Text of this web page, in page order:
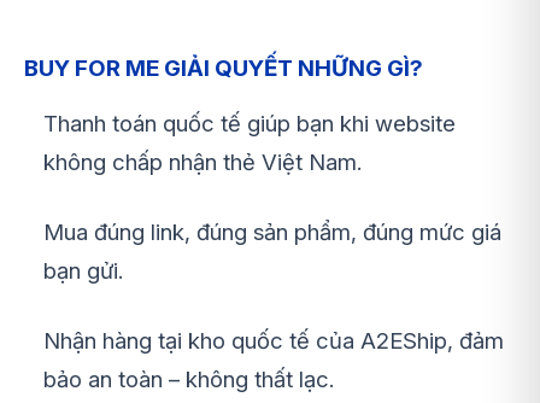
BUY FOR ME GIẢI QUYẾT NHỮNG GÌ?
Thanh toán quốc tế giúp bạn khi website
không chấp nhận thẻ Việt Nam.
Mua đúng link, đúng sản phẩm, đúng mức giá
bạn gửi.
Nhận hàng tại kho quốc tế của A2EShip, đảm
bảo an toàn – không thất lạc.